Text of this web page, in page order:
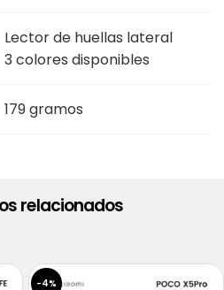
Lector de huellas lateral
3 colores disponibles
179 gramos
relacionados
-4%